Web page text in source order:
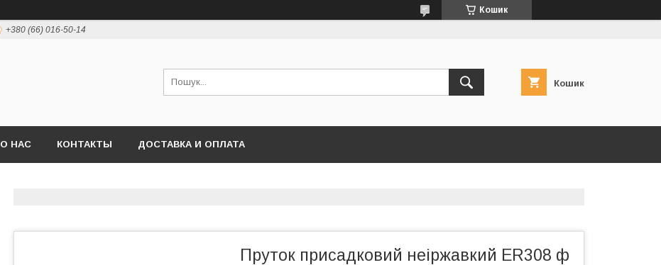
Кошик
+380 (66) 016-50-14
Кошик
О НАС КОНТАКТЫ ДОСТАВКА И ОПЛАТА
Пруток присадковий неіржавкий ER308 ф